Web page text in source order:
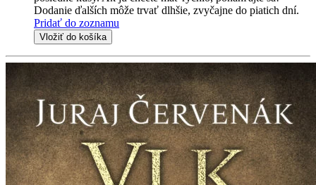
Dodanie ďalších môže trvať dlhšie, zvyčajne do piatich dní.
Pridať do zoznamu
Vložiť do košíka